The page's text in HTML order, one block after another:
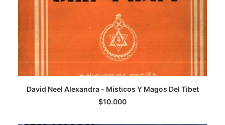
LEER MÁS
David Neel Alexandra - Misticos Y Magos Del Tibet
$10.000